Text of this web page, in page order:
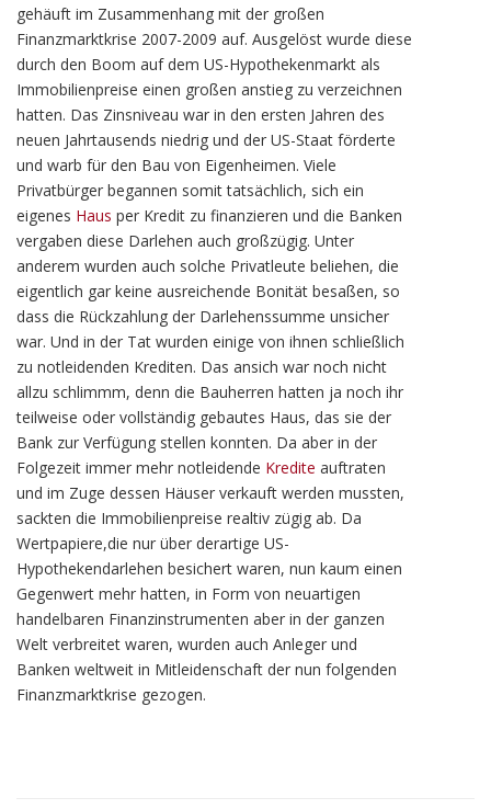
gehäuft im Zusammenhang mit der großen
Finanzmarktkrise 2007-2009 auf. Ausgelöst wurde diese
durch den Boom auf dem US-Hypothekenmarkt als
Immobilienpreise einen großen anstieg zu verzeichnen
hatten. Das Zinsniveau war in den ersten Jahren des
neuen Jahrtausends niedrig und der US-Staat förderte
und warb für den Bau von Eigenheimen. Viele
Privatbürger begannen somit tatsächlich, sich ein
eigenes Haus per Kredit zu finanzieren und die Banken
vergaben diese Darlehen auch großzügig. Unter
anderem wurden auch solche Privatleute beliehen, die
eigentlich gar keine ausreichende Bonität besaßen, so
dass die Rückzahlung der Darlehenssumme unsicher
war. Und in der Tat wurden einige von ihnen schließlich
zu notleidenden Krediten. Das ansich war noch nicht
allzu schlimmm, denn die Bauherren hatten ja noch ihr
teilweise oder vollständig gebautes Haus, das sie der
Bank zur Verfügung stellen konnten. Da aber in der
Folgezeit immer mehr notleidende Kredite auftraten
und im Zuge dessen Häuser verkauft werden mussten,
sackten die Immobilienpreise realtiv zügig ab. Da
Wertpapiere,die nur über derartige US-
Hypothekendarlehen besichert waren, nun kaum einen
Gegenwert mehr hatten, in Form von neuartigen
handelbaren Finanzinstrumenten aber in der ganzen
Welt verbreitet waren, wurden auch Anleger und
Banken weltweit in Mitleidenschaft der nun folgenden
Finanzmarktkrise gezogen.